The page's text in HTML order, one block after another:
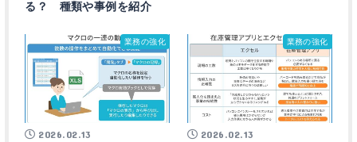
る？ 種類や事例を紹介
業務の強化
2026.02.13
業務の強化
2026.02.13